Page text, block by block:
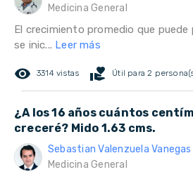
Medicina General
El crecimiento promedio que
se inic... Leer más
remove_red_eye 3314 vistas volunteer_activism Útil para 2
¿A los 16 años cuántos
creceré? Mido 1.63 cms.
Sebastian Valenzuela Vanegas
Medicina General